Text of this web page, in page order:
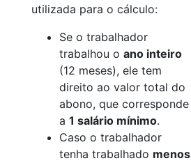
utilizada para o cálculo:
Se o trabalhador
trabalhou o ano inteiro
(12 meses), ele tem
direito ao valor total do
abono, que corresponde
a 1 salário mínimo.
Caso o trabalhador
tenha trabalhado menos